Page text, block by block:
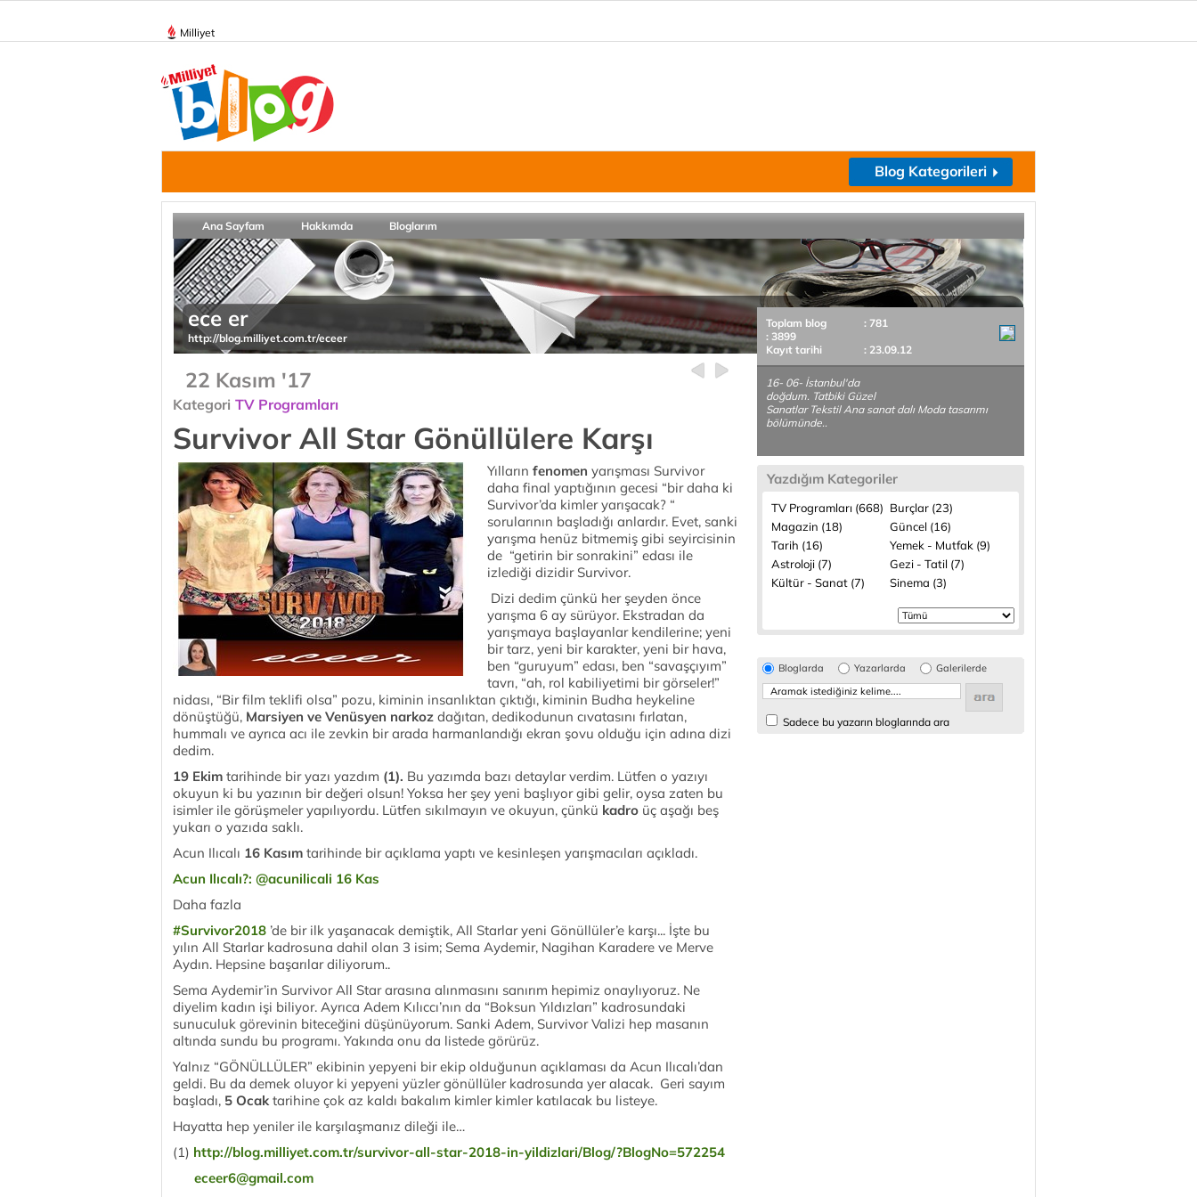
Milliyet
Blog Kategorileri
Ana Sayfam Hakkımda Bloglarım
ece er
http://blog.milliyet.com.tr/eceer
22 Kasım '17
Kategori TV Programları
Survivor All Star Gönüllülere Karşı
Yılların fenomen yarışması Survivor
daha final yaptığının gecesi “bir daha ki
Survivor’da kimler yarışacak? “
sorularının başladığı anlardır. Evet, sanki
yarışma henüz bitmemiş gibi seyircisinin
de “getirin bir sonrakini” edası ile
izlediği dizidir Survivor.
Dizi dedim çünkü her şeyden önce
yarışma 6 ay sürüyor. Ekstradan da
yarışmaya başlayanlar kendilerine; yeni
bir tarz, yeni bir karakter, yeni bir hava,
ben “guruyum” edası, ben “savaşçıyım”
tavrı, “ah, rol kabiliyetimi bir görseler!”
nidası, “Bir film teklifi olsa” pozu, kiminin insanlıktan çıktığı, kiminin Budha heykeline
dönüştüğü, Marsiyen ve Venüsyen narkoz dağıtan, dedikodunun cıvatasını fırlatan,
hummalı ve ayrıca acı ile zevkin bir arada harmanlandığı ekran şovu olduğu için adına dizi
dedim.
19 Ekim tarihinde bir yazı yazdım (1). Bu yazımda bazı detaylar verdim. Lütfen o yazıyı
okuyun ki bu yazının bir değeri olsun! Yoksa her şey yeni başlıyor gibi gelir, oysa zaten bu
isimler ile görüşmeler yapılıyordu. Lütfen sıkılmayın ve okuyun, çünkü kadro üç aşağı beş
yukarı o yazıda saklı.
Acun Ilıcalı 16 Kasım tarihinde bir açıklama yaptı ve kesinleşen yarışmacıları açıkladı.
Acun Ilıcalı?: @acunilicali 16 Kas
Daha fazla
#Survivor2018 ’de bir ilk yaşanacak demiştik, All Starlar yeni Gönüllüler’e karşı... İşte bu
yılın All Starlar kadrosuna dahil olan 3 isim; Sema Aydemir, Nagihan Karadere ve Merve
Aydın. Hepsine başarılar diliyorum..
Sema Aydemir’in Survivor All Star arasına alınmasını sanırım hepimiz onaylıyoruz. Ne
diyelim kadın işi biliyor. Ayrıca Adem Kılıccı’nın da “Boksun Yıldızları” kadrosundaki
sunuculuk görevinin biteceğini düşünüyorum. Sanki Adem, Survivor Valizi hep masanın
altında sundu bu programı. Yakında onu da listede görürüz.
Yalnız “GÖNÜLLÜLER” ekibinin yepyeni bir ekip olduğunun açıklaması da Acun Ilıcalı’dan
geldi. Bu da demek oluyor ki yepyeni yüzler gönüllüler kadrosunda yer alacak. Geri sayım
başladı, 5 Ocaktarihine çok az kaldı bakalım kimler kimler katılacak bu listeye.
Hayatta hep yeniler ile karşılaşmanız dileği ile…
(1) http://blog.milliyet.com.tr/survivor-all-star-2018-in-yildizlari/Blog/?BlogNo=572254
eceer6@gmail.com
Toplam blog
: 781
: 3899
Kayıt tarihi
: 23.09.12
16- 06- İstanbul'da
doğdum. Tatbiki Güzel
Sanatlar Tekstil Ana sanat dalı Moda tasarımı
bölümünde..
Yazdığım Kategoriler
TV Programları (668) Burçlar (23)
Magazin (18)
Güncel (16)
Tarih (16)
Yemek - Mutfak (9)
Astroloji (7)
Gezi - Tatil (7)
Kültür - Sanat (7)
Sinema (3)
Bloglarda Yazarlarda Galerilerde
Sadece bu yazarın bloglarında ara